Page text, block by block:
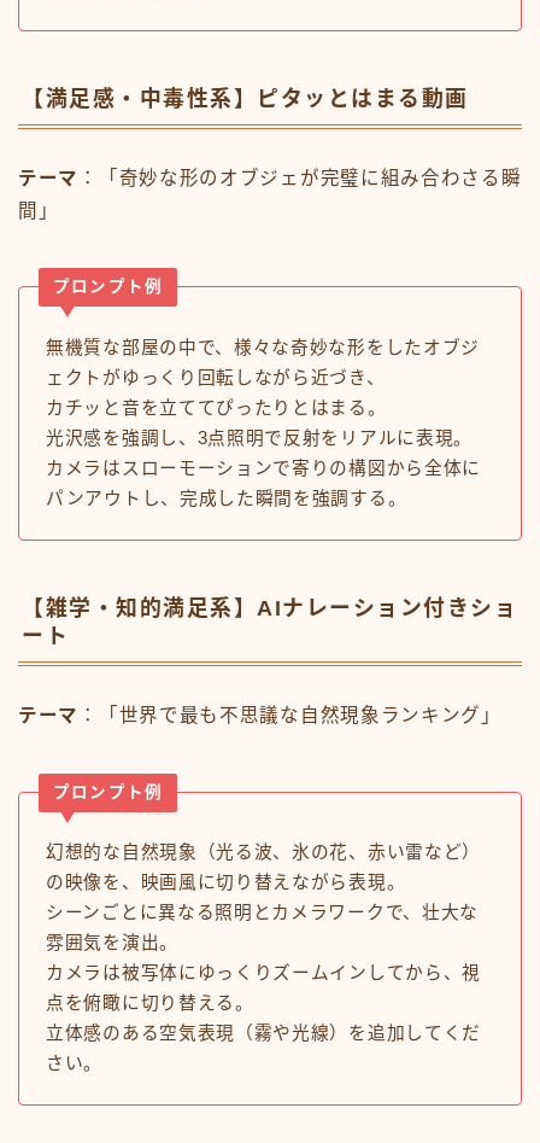
【満足感・中毒性系】ピタッとはまる動画
テーマ ：「奇妙な形のオブジェが完璧に組み合わさる瞬
間」
プロンプト例
無機質な部屋の中で、様々な奇妙な形をしたオブジ
ェクトがゆっくり回転しながら近づき、
カチッと音を立ててぴったりとはまる。
光沢感を強調し、3点照明で反射をリアルに表現。
カメラはスローモーションで寄りの構図から全体に
パンアウトし、完成した瞬間を強調する。
【雑学・知的満足系】AIナレーション付きショ
ート
テーマ ：「世界で最も不思議な自然現象ランキング」
プロンプト例
幻想的な自然現象（光る波、氷の花、赤い雷など）
の映像を、映画風に切り替えながら表現。
シーンごとに異なる照明とカメラワークで、壮大な
雰囲気を演出。
カメラは被写体にゆっくりズームインしてから、視
点を俯瞰に切り替える。
立体感のある空気表現（霧や光線）を追加してくだ
さい。